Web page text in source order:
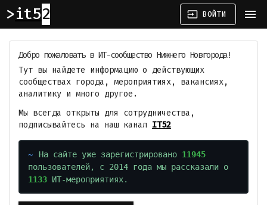
it52 input ВОЙТИ menu
Добро пожаловать в ИТ-сообщество Нижнего Новгорода!
Тут вы найдете информацию о действующих
сообществах города, мероприятиях, вакансиях,
аналитику и много другое.
Мы всегда открыты для сотрудничества,
подписывайтесь на наш канал IT52
На сайте уже зарегистрировано 11945
пользователей, с 2014 года мы рассказали о
1133 ИТ-мероприятиях.